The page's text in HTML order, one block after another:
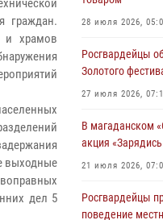
граждан.
и храмов
выходные
дел 5
28 июля 2026,
Росгвардейцы
Золотого
27 июля 2026,
В магаданском
акция
21 июля 2026,
Росгвардейцы
поведение